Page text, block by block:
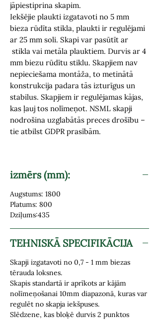
jāpiestiprina skapim.
Iekšējie plaukti izgatavoti no 5 mm
bieza rūdīta stikla, plaukti ir regulējami
ar 25 mm soli. Skapi var pasūtīt ar
stikla vai metāla plauktiem. Durvis ar 4
mm biezu rūdītu stiklu. Skapjiem nav
nepieciešama montāža, to metinātā
konstrukcija padara tās izturīgus un
stabilus. Skapjiem ir regulējamas kājas,
kas ļauj tos nolīmeņot. NSML skapji
nodrošina uzglabātās preces drošību –
tie atbilst GDPR prasībām.
izmērs (mm):
Augstums: 1800
Platums: 800
Dziļums:435
TEHNISKĀ SPECIFIKĀCIJA
Skapji izgatavoti no 0,7 - 1 mm biezas
tērauda loksnes.
Skapis standartā ir aprīkots ar kājām
nolīmeņošanai 10mm diapazonā, kuras var
regulēt no skapja iekšpuses.
Slēdzene, kas bloķē durvis 2 punktos